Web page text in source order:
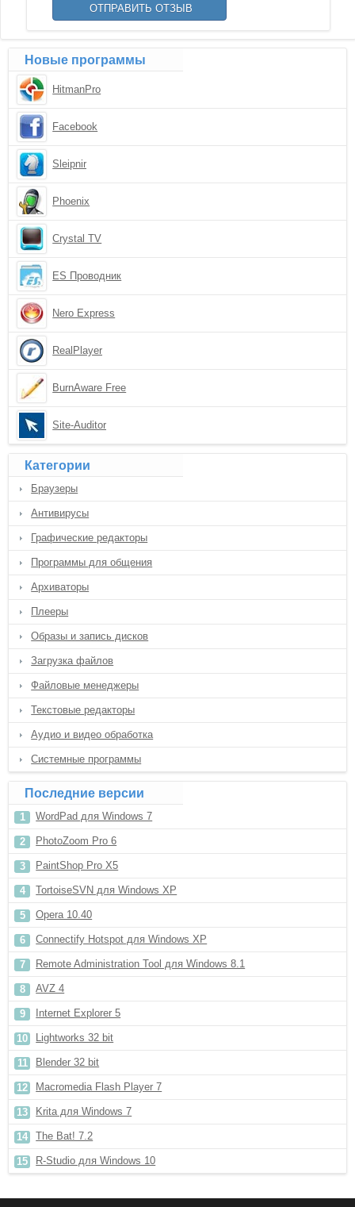
Новые программы
HitmanPro
Facebook
Sleipnir
Phoenix
Crystal TV
ES Проводник
Nero Express
RealPlayer
BurnAware Free
Site-Auditor
Категории
Браузеры
Антивирусы
Графические редакторы
Программы для общения
Архиваторы
Плееры
Образы и запись дисков
Загрузка файлов
Файловые менеджеры
Текстовые редакторы
Аудио и видео обработка
Системные программы
Последние версии
WordPad для Windows 7
PhotoZoom Pro 6
PaintShop Pro X5
TortoiseSVN для Windows XP
Opera 10.40
Connectify Hotspot для Windows XP
Remote Administration Tool для Windows 8.1
AVZ 4
Internet Explorer 5
Lightworks 32 bit
Blender 32 bit
Macromedia Flash Player 7
Krita для Windows 7
The Bat! 7.2
R-Studio для Windows 10